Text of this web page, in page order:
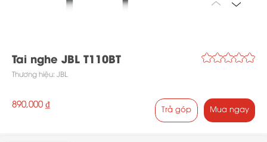
Tai nghe JBL T110BT
Thương hiệu: JBL
890,000 ₫
Trả góp Mua ngay